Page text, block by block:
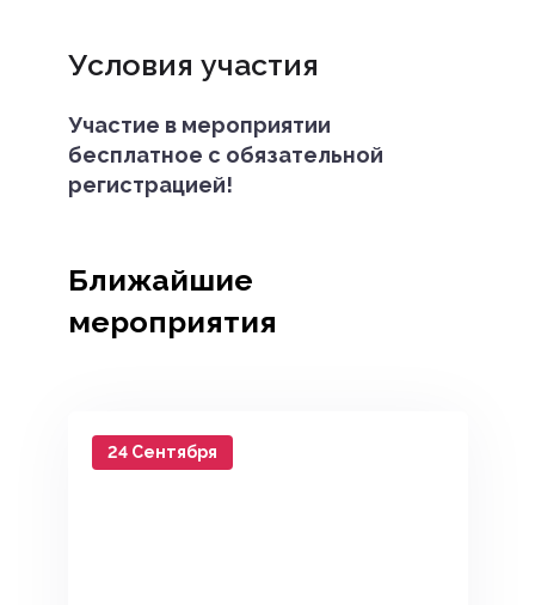
Условия участия
Участие в мероприятии
бесплатное с обязательной
регистрацией!
Ближайшие
мероприятия
24 Сентября